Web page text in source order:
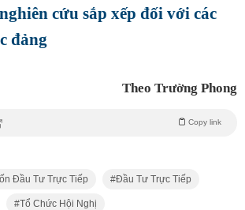
cứu sắp xếp đối với các
đảng
Theo Trường Phong
Copy link
Đầu Tư Trực Tiếp Đầu Tư Trực Tiếp
Tổ Chức Hội Nghị